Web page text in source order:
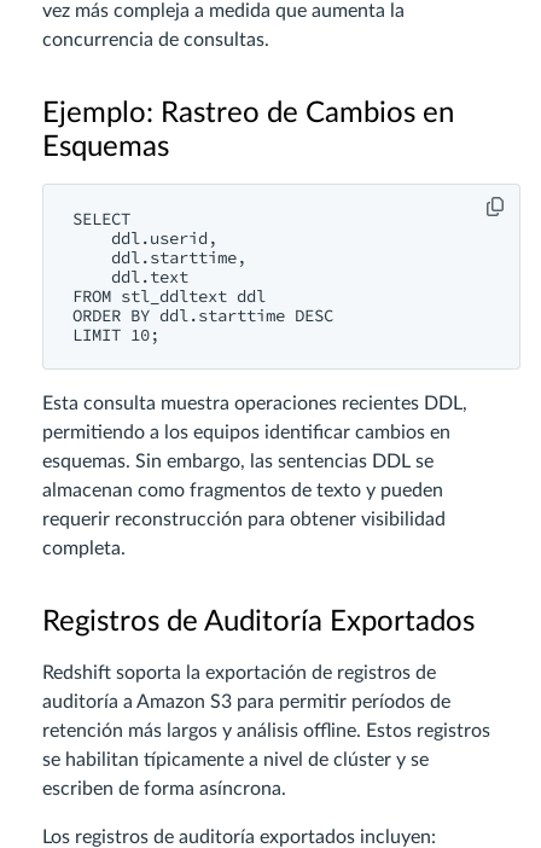
vez más compleja a medida que aumenta la
concurrencia de consultas.
Ejemplo: Rastreo de Cambios en
Esquemas
SELECT
    ddl.userid,
    ddl.starttime,
    ddl.text
FROM stl_ddltext ddl
ORDER BY ddl.starttime DESC
Esta consulta muestra operaciones recientes DDL,
permitiendo a los equipos identificar cambios en
esquemas. Sin embargo, las sentencias DDL se
almacenan como fragmentos de texto y pueden
requerir reconstrucción para obtener visibilidad
completa.
Registros de Auditoría Exportados
Redshift soporta la exportación de registros de
auditoría a Amazon S3 para permitir períodos de
retención más largos y análisis offline. Estos registros
se habilitan típicamente a nivel de clúster y se
escriben de forma asíncrona.
Los registros de auditoría exportados incluyen: